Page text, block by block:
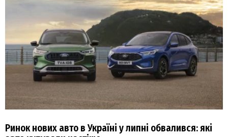
Ринок нових авто в Україні у липні обвалився: які